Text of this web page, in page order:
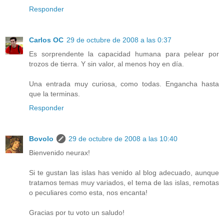
Responder
Carlos OC 29 de octubre de 2008 a las 0:37
Es sorprendente la capacidad humana para pelear por
trozos de tierra. Y sin valor, al menos hoy en día.
Una entrada muy curiosa, como todas. Engancha hasta
que la terminas.
Responder
Bovolo
29 de octubre de 2008 a las 10:40
Bienvenido neurax!
Si te gustan las islas has venido al blog adecuado, aunque
tratamos temas muy variados, el tema de las islas, remotas
o peculiares como esta, nos encanta!
Gracias por tu voto un saludo!